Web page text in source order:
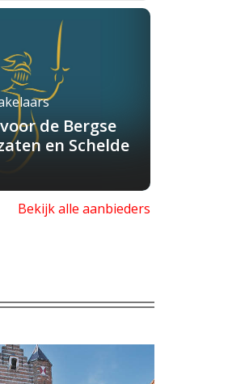
de Bergse
en Schelde
Bekijk alle aanbieders